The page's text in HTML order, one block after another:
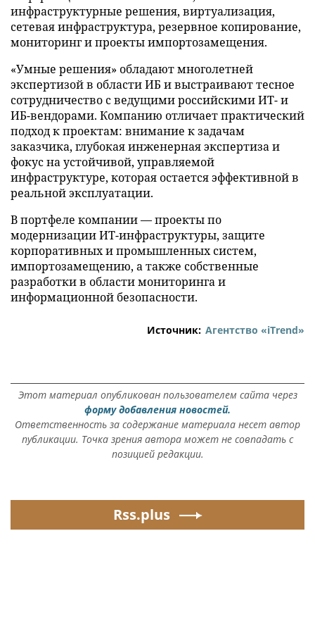
инфраструктурные решения, виртуализация,
сетевая инфраструктура, резервное копирование,
мониторинг и проекты импортозамещения.
«Умные решения» обладают многолетней
экспертизой в области ИБ и выстраивают тесное
сотрудничество с ведущими российскими ИТ- и
ИБ-вендорами. Компанию отличает практический
подход к проектам: внимание к задачам
заказчика, глубокая инженерная экспертиза и
фокус на устойчивой, управляемой
инфраструктуре, которая остается эффективной в
реальной эксплуатации.
В портфеле компании — проекты по
модернизации ИТ-инфраструктуры, защите
корпоративных и промышленных систем,
импортозамещению, а также собственные
разработки в области мониторинга и
информационной безопасности.
Источник: Агентство «iTrend»
Этот материал опубликован пользователем сайта через
форму добавления новостей.
Ответственность за содержание материала несет автор
публикации. Точка зрения автора может не совпадать с
позицией редакции.
Rss.plus